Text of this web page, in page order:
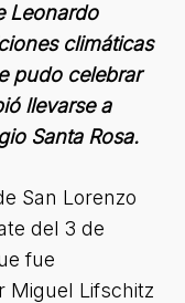
Leonardo
climáticas
pudo celebrar
llevarse a
Santa Rosa.
San Lorenzo
del 3 de
fue
Miguel Lifschitz